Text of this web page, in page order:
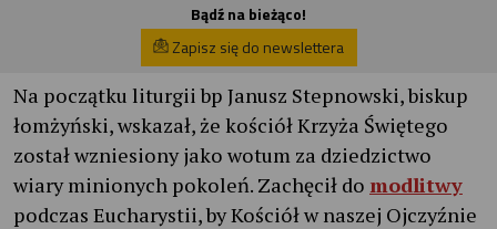
Bądź na bieżąco!
Zapisz się do newslettera
Na początku liturgii bp Janusz Stepnowski, biskup
łomżyński, wskazał, że kościół Krzyża Świętego
został wzniesiony jako wotum za dziedzictwo
wiary minionych pokoleń. Zachęcił do modlitwy
podczas Eucharystii, by Kościół w naszej Ojczyźnie